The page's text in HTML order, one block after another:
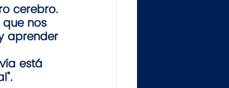
cerebro.
nos
aprender
está